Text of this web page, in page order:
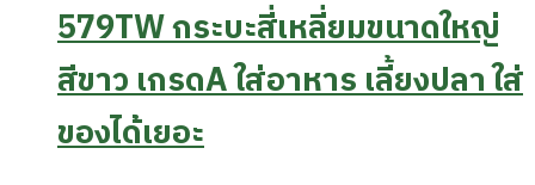
579TW กระบะสี่เหลี่ยมขนาดใหญ่
สีขาว เกรดA ใส่อาหาร เลี้ยงปลา ใส่
ของได้เยอะ